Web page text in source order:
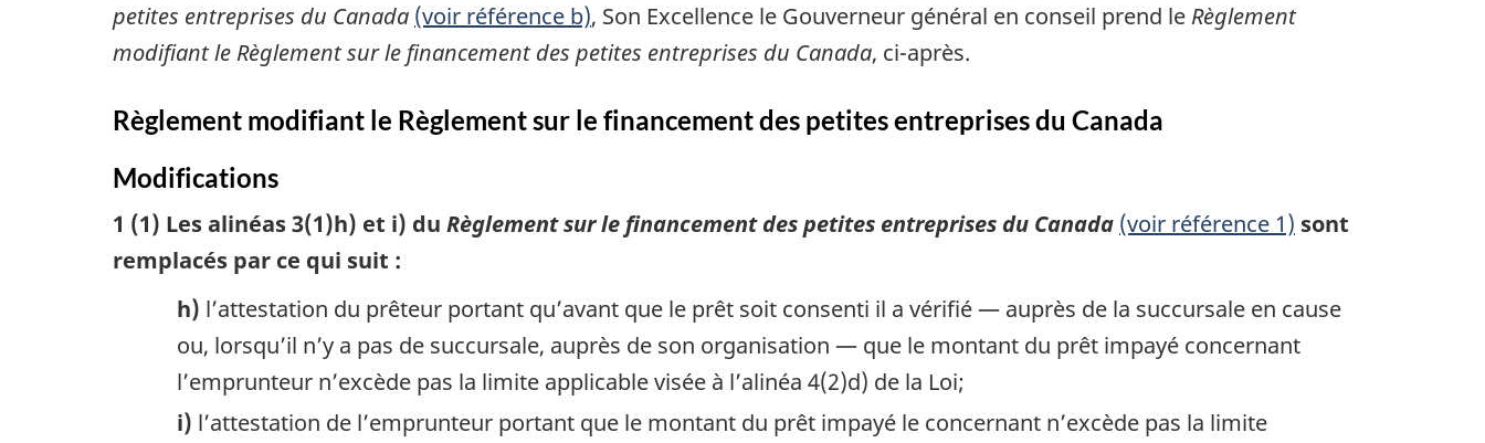
petites entreprises du Canada (voir référence b), Son Excellence le Gouverneur général en conseil prend le Règlement
modifiant le Règlement sur le financement des petites entreprises du Canada, ci-après.
Règlement modifiant le Règlement sur le financement des petites entreprises du Canada
Modifications
1 (1) Les alinéas 3(1)h) et i) du Règlement sur le financement des petites entreprises du Canada (voir référence 1) sont
remplacés par ce qui suit :
h) l’attestation du prêteur portant qu’avant que le prêt soit consenti il a vérifié — auprès de la succursale en cause
ou, lorsqu’il n’y a pas de succursale, auprès de son organisation — que le montant du prêt impayé concernant
l’emprunteur n’excède pas la limite applicable visée à l’alinéa 4(2)d) de la Loi;
i) l’attestation de l’emprunteur portant que le montant du prêt impayé le concernant n’excède pas la limite